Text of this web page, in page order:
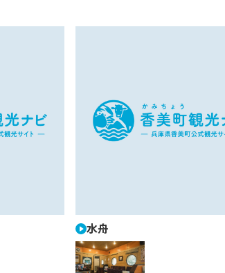
水舟